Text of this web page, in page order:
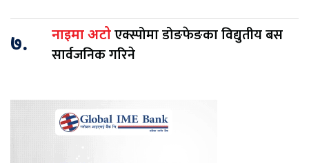
७. नाइमा अटोएक्स्पोमा डोङफेङका विद्युतीय बस
सार्वजनिक गरिने